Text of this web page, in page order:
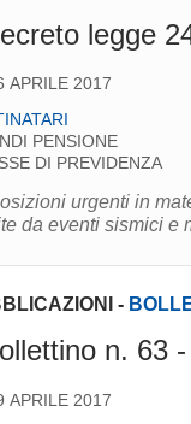
legge
APRILE 2017
PENSIONE
DI PREVIDENZA
urgenti in
da eventi sismici e
-
n. 63
APRILE 2017